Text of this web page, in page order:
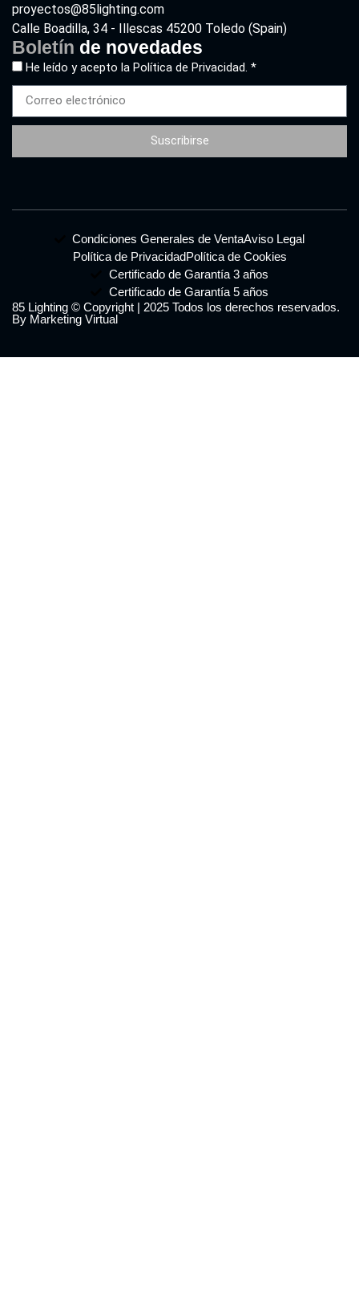
proyectos@85lighting.com
Calle Boadilla, 34 - Illescas 45200 Toledo (Spain)
Boletín de novedades
He leído y acepto la Política de Privacidad. *
Suscribirse
85 Lighting © Copyright | 2025 Todos los derechos reservados.
By Marketing Virtual
Condiciones Generales de VentaAviso Legal
Política de PrivacidadPolítica de Cookies
Certificado de Garantía 3 años
Certificado de Garantía 5 años